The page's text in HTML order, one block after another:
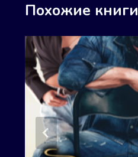
Похожие книги